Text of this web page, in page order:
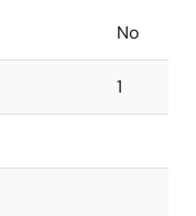
No
1